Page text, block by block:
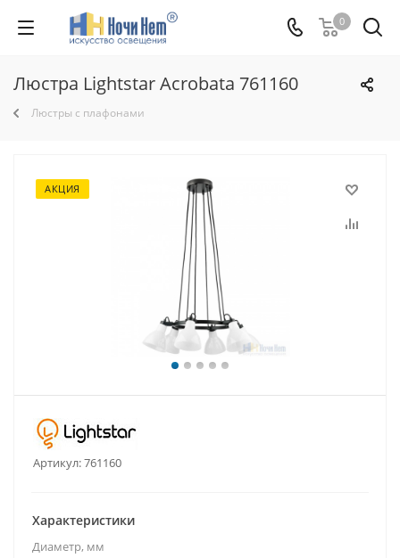
0
Люстра Lightstar Acrobata 761160
Люстры с плафонами
АКЦИЯ
Артикул:761160
Характеристики
Диаметр, мм